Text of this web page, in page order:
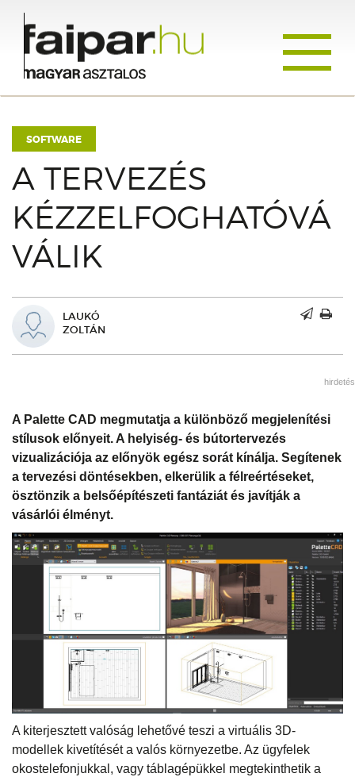
SOFTWARE
A TERVEZÉS
KÉZZELFOGHATÓVÁ
VÁLIK
LAUKÓ
ZOLTÁN
hirdetés
A Palette CAD megmutatja a különböző megjelenítési
stílusok előnyeit. A helyiség- és bútortervezés
vizualizációja az előnyök egész sorát kínálja. Segítenek
a tervezési döntésekben, elkerülik a félreértéseket,
ösztönzik a belsőépítészeti fantáziát és javítják a
vásárlói élményt.
A kiterjesztett valóság lehetővé teszi a virtuális 3D-
modellek kivetítését a valós környezetbe. Az ügyfelek
okostelefonjukkal, vagy táblagépükkel megtekinthetik a